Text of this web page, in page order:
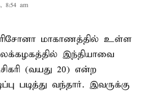
8:54 am
மாகாணத்தில் உள்ள
இந்தியாவை
(வயது 20) என்ற
படித்து வந்தார். இவருக்கு